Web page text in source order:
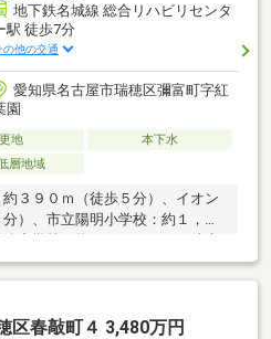
地下鉄名城線 総合リハビリセンタ
駅 徒歩7分
の他の交通
愛知県名古屋市瑞穂区彌富町字紅
園
更地
本下水
層地域
３９０ｍ（徒歩５分）、イオン
）、市立陽明小学校：約１，４
中学校：約２，１００ｍ（徒歩
区春敲町４ 3,480万円